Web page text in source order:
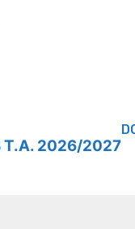
T.A. 2026/2027